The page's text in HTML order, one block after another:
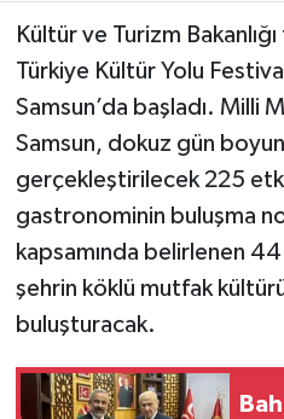
Kültür ve Turizm
Türkiye Kültür Yolu
Samsun’da başladı. Milli
Samsun, dokuz gün
gerçekleştirilecek 225
gastronominin buluşma
kapsamında belirlenen
şehrin köklü mutfak
buluşturacak.
VEFAT
BİLİM&TEKNOLOJİ
BÖLGE
TÜRKİYE
DÜNYA